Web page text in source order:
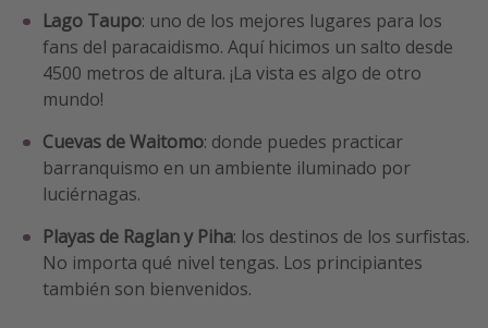
Lago Taupo: uno de los mejores lugares para los
fans del paracaidismo. Aquí hicimos un salto desde
4500 metros de altura. ¡La vista es algo de otro
mundo!
Cuevas de Waitomo: donde puedes practicar
barranquismo en un ambiente iluminado por
luciérnagas.
Playas de Raglan y Piha: los destinos de los surfistas.
No importa qué nivel tengas. Los principiantes
también son bienvenidos.